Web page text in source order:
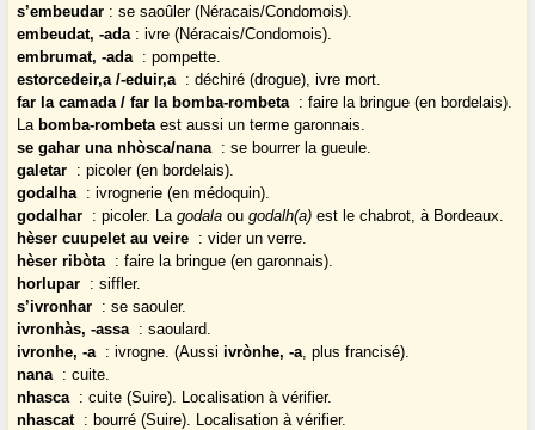
s’embeudar : se saoûler (Néracais/Condomois).
embeudat, -ada: ivre (Néracais/Condomois).
embrumat, -ada : pompette.
estorcedeir,a /-eduir,a : déchiré (drogue), ivre mort.
far la camada / far la bomba-rombeta : faire la bringue (en bordelais).
La bomba-rombetaest aussi un terme garonnais.
se gahar una nhòsca/nana : se bourrer la gueule.
galetar : picoler (en bordelais).
godalha : ivrognerie (en médoquin).
godalhar : picoler. Lagodalaougodalh(a)est le chabrot, à Bordeaux.
hèser cuupelet au veire : vider un verre.
hèser ribòta : faire la bringue (en garonnais).
horlupar : siffler.
s’ivronhar : se saouler.
ivronhàs, -assa : saoulard.
ivronhe, -a : ivrogne. (Aussiivrònhe, -a, plus francisé).
nana : cuite.
nhasca : cuite (Suire). Localisation à vérifier.
nhascat : bourré (Suire). Localisation à vérifier.